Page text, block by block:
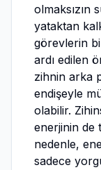
olmaksızın
yataktan
görevlerin
ardı edilen
zihnin arka
endişeyle
olabilir.
enerjinin de
nedenle,
sadece